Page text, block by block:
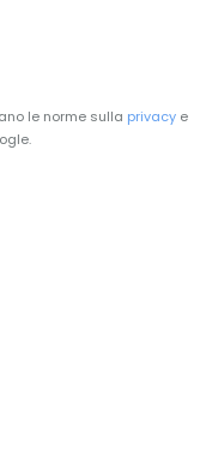
le norme sulla privacye